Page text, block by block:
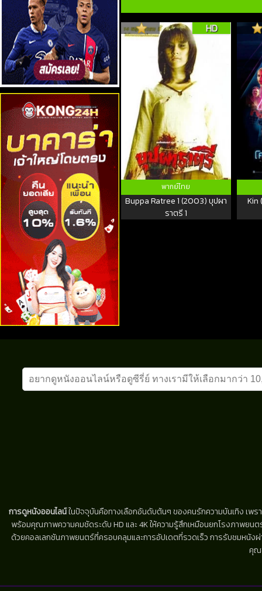
HD
พากย์ไทย
Buppa Ratree 1 (2003) บุปผา
ราตรี 1
Kin
การดูหนังออนไลน์ในปัจจุบันคือทางเลือกอันดับต้นๆ ของคนรักความบันเทิง เพร
พร้อมคุณภาพความคมชัดระดับ HD และ 4K ให้ความรู้สึกเหมือนยกโรงภาพยน
ด้วยคอลเลกชันภาพยนตร์ที่ครอบคลุมและการอัปเดตที่รวดเร็ว การรับชมหนัง
คุณ